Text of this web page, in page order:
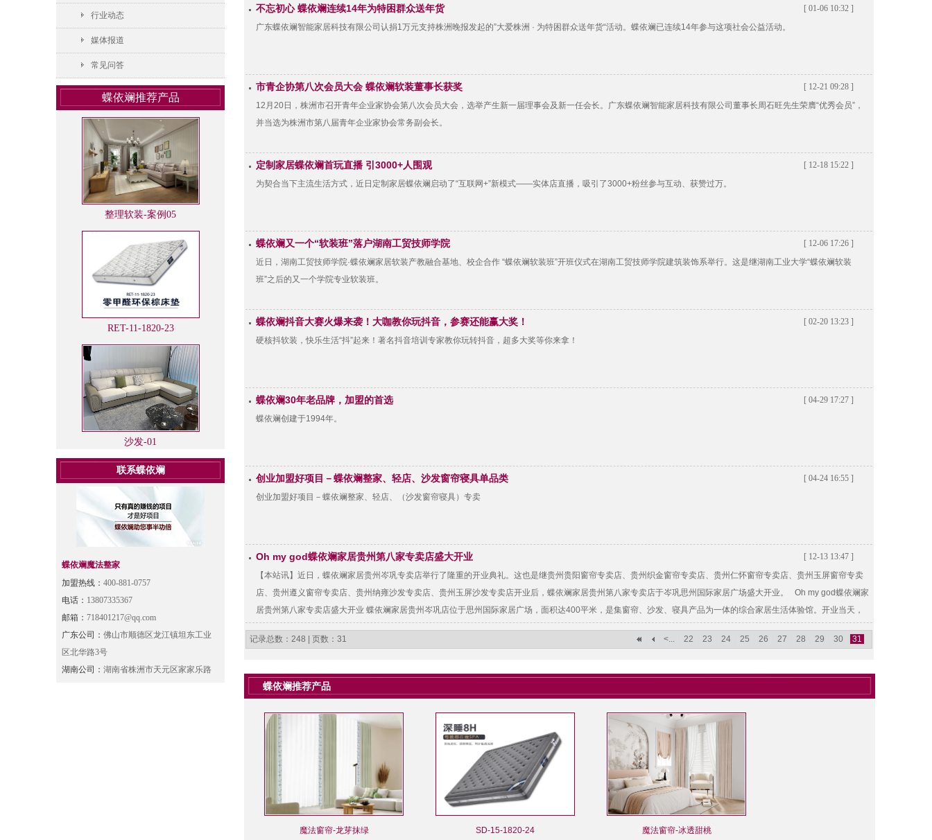
行业动态
媒体报道
常见问答
蝶依斓推荐产品
整理软装-案例05
RET-11-1820-23
沙发-01
联系蝶依斓
蝶依斓魔法整家
加盟热线： 400-881-0757
电话： 13807335367
邮箱： 718401217@qq.com
广东公司： 佛山市顺德区龙江镇坦东工业
区北华路3号
湖南公司： 湖南省株洲市天元区家家乐路
不忘初心 蝶依斓连续14年为特困群众送年货
[ 01-06 10:32 ]
广东蝶依斓智能家居科技有限公司认捐1万元支持株洲晚报发起的”大爱株洲 · 为特困群众送年货“活动。蝶依斓已连续14年参与这项社会公益活动。
市青企协第八次会员大会 蝶依斓软装董事长获奖
[ 12-21 09:28 ]
12月20日，株洲市召开青年企业家协会第八次会员大会，选举产生新一届理事会及新一任会长。广东蝶依斓智能家居科技有限公司董事长周石旺先生荣膺“优秀会员”，
并当选为株洲市第八届青年企业家协会常务副会长。
定制家居蝶依斓首玩直播 引3000+人围观
[ 12-18 15:22 ]
为契合当下主流生活方式，近日定制家居蝶依斓启动了“互联网+”新模式——实体店直播，吸引了3000+粉丝参与互动、获赞过万。
蝶依斓又一个“软装班”落户湖南工贸技师学院
[ 12-06 17:26 ]
近日，湖南工贸技师学院·蝶依斓家居软装产教融合基地、校企合作 “蝶依斓软装班”开班仪式在湖南工贸技师学院建筑装饰系举行。这是继湖南工业大学“蝶依斓软装
班”之后的又一个学院专业软装班。
蝶依斓抖音大赛火爆来袭！大咖教你玩抖音，参赛还能赢大奖！
[ 02-20 13:23 ]
硬核抖软装，快乐生活“抖”起来！著名抖音培训专家教你玩转抖音，超多大奖等你来拿！
蝶依斓30年老品牌，加盟的首选
[ 04-29 17:27 ]
蝶依斓创建于1994年。
创业加盟好项目－蝶依斓整家、轻店、沙发窗帘寝具单品类
[ 04-24 16:55 ]
创业加盟好项目－蝶依斓整家、轻店、（沙发窗帘寝具）专卖
Oh my god蝶依斓家居贵州第八家专卖店盛大开业
[ 12-13 13:47 ]
【本站讯】近日，蝶依斓家居贵州岑巩专卖店举行了隆重的开业典礼。这也是继贵州贵阳窗帘专卖店、贵州织金窗帘专卖店、贵州仁怀窗帘专卖店、贵州玉屏窗帘专卖
店、贵州遵义窗帘专卖店、贵州纳雍沙发专卖店、贵州玉屏沙发专卖店开业后，蝶依斓家居贵州第八家专卖店于岑巩思州国际家居广场盛大开业。 Oh my god蝶依斓家
居贵州第八家专卖店盛大开业 蝶依斓家居贵州岑巩店位于思州国际家居广场，面积达400平米，是集窗帘、沙发、寝具产品为一体的综合家居生活体验馆。开业当天，
记录总数：248 | 页数：31
<... 22 23 24 25 26 27 28 29 30 31
蝶依斓推荐产品
魔法窗帘-龙芽抹绿 SD-15-1820-24 魔法窗帘-冰透甜桃